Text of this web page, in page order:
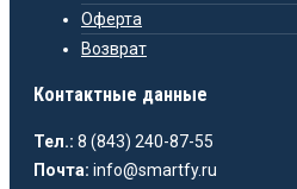
Оферта
Возврат
Контактные данные
Тел.: 8 (843) 240-87-55
Почта: info@smartfy.ru